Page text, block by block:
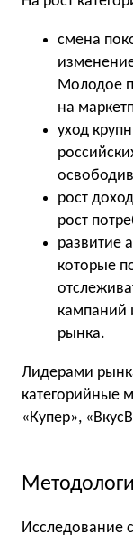
смена
Молодое
на
уход
рост
рост
развитие
которые
кампаний
рынка.
Лидерами
категорийные
«Купер»,
Исследование